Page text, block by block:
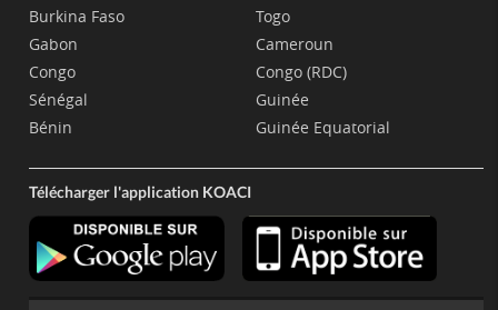
Burkina Faso
Gabon
Congo
Sénégal
Bénin
Togo
Cameroun
Congo (RDC)
Guinée
Guinée Equatorial
Télécharger l'application KOACI